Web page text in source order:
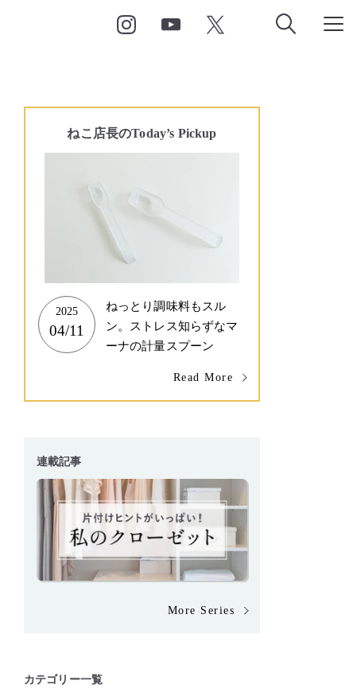
ねこ店長のToday’s Pickup
2025
04/11
ねっとり調味料もスル
ン。ストレス知らずなマ
ーナの計量スプーン
Read More
連載記事
More Series
カテゴリー一覧